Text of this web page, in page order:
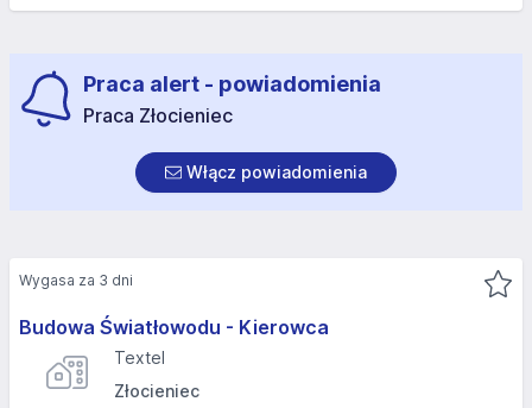
Praca alert - powiadomienia
Praca Złocieniec
Włącz powiadomienia
Budowa Światłowodu - Kierowca
Textel
Złocieniec
Wygasa za 3 dni